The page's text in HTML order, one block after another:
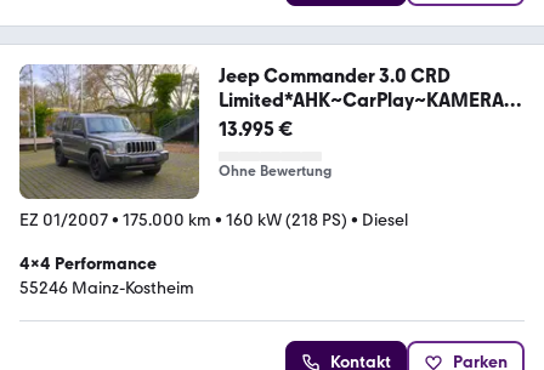
Jeep Commander 3.0 CRD
Limited*AHK~CarPlay~KAMERA~
7-S
13.995 €
Ohne Bewertung
EZ 01/2007• 175.000 km • 160 kW (218 PS) • Diesel
4x4 Performance
55246 Mainz-Kostheim
Kontakt Parken